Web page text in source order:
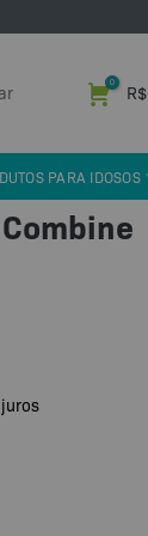
R$
PARA IDOSOS
juros